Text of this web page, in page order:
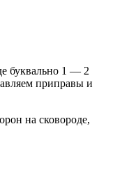
буквально 1 — 2
приправы и
на сковороде,